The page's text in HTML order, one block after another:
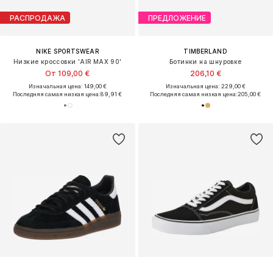
РАСПРОДАЖА
NIKE SPORTSWEAR
Низкие кроссовки 'AIR MAX 90'
От 109,00 €
Изначальная цена: 149,00 €
Последняя самая низкая цена:89,91 €
ПРЕДЛОЖЕНИЕ
TIMBERLAND
Ботинки на шнуровке
206,10 €
Изначальная цена: 229,00 €
Последняя самая низкая цена:205,00 €